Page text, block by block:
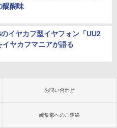
醍醐味
イヤカフ型イヤフォン「UU2
イヤカフマニアが語る
お問い合わせ
編集部へのご連絡